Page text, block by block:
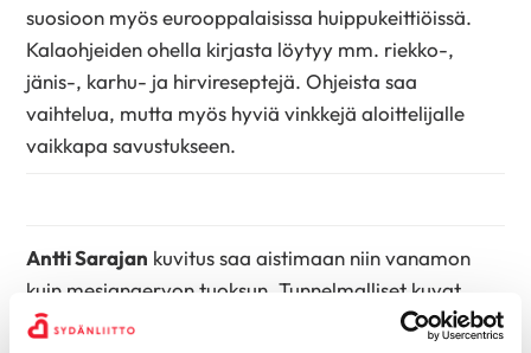
suosioon myös eurooppalaisissa huippukeittiöissä.
Kalaohjeiden ohella kirjasta löytyy mm. riekko-,
jänis-, karhu- ja hirvireseptejä. Ohjeista saa
vaihtelua, mutta myös hyviä vinkkejä aloittelijalle
vaikkapa savustukseen.
Antti Sarajan kuvitus saa aistimaan niin vanamon
kuin mesiangervon tuoksun. Tunnelmalliset kuvat
hehkuvat miellyttävän samettisella paperilla.